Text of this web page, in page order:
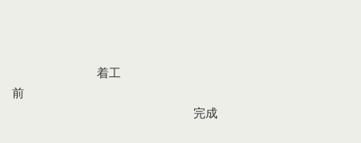
着工
前
完成